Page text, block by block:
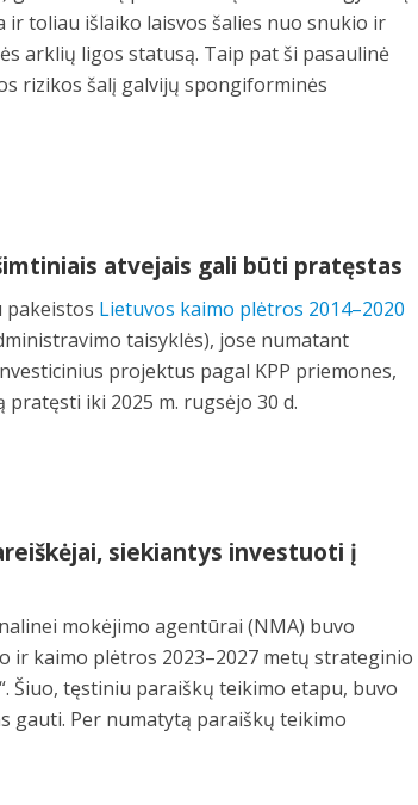
ir toliau išlaiko laisvos šalies nuo snukio ir
arklių ligos statusą. Taip pat ši pasaulinė
rizikos šalį galvijų spongiforminės
atvejais gali būti pratęstas
pakeistos Lietuvos kaimo plėtros 2014–2020
taisyklės), jose numatant
projektus pagal KPP priemones,
iki 2025 m. rugsėjo 30 d.
siekiantys investuoti į
mokėjimo agentūrai (NMA) buvo
ir kaimo plėtros 2023–2027 metų strateginio
Šiuo, tęstiniu paraiškų teikimo etapu, buvo
gauti. Per numatytą paraiškų teikimo